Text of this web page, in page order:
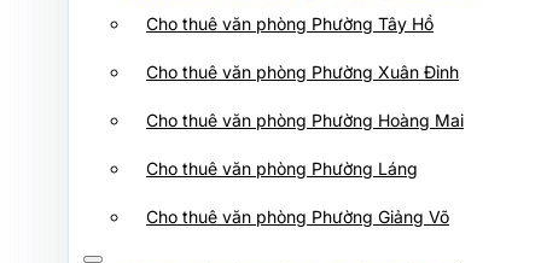
Cho thuê văn phòng Phường Xuân
Cho thuê văn phòng Phường Hoàng
Cho thuê văn phòng Phường Láng
Võ
Cho thuê văn phòng Phường Tây Hồ
Cho thuê văn phòng Phường Xuân Đỉnh
Cho thuê văn phòng Phường Hoàng Mai
Cho thuê văn phòng Phường Láng
Cho thuê văn phòng Phường Giảng Võ